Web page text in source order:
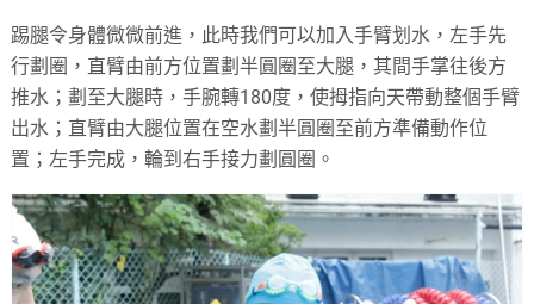
踢腿令身體微微前進，此時我們可以加入手臂划水，左手先
行劃圈，直臂由前方位置劃半圓圈至大腿，其間手掌往後方
推水；劃至大腿時，手腕轉180度，使拇指向天帶動整個手臂
出水；直臂由大腿位置在空水劃半圓圈至前方準備動作位
置；左手完成，輪到右手接力劃圓圈。